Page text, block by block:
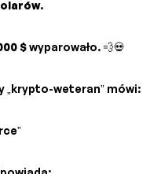
.
$wyparowało. 💨💀
„krypto-weteran” mówi: